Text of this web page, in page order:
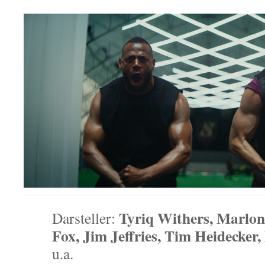
Darsteller: Tyriq Withers,
Fox, Jim Jeffries, Tim
u.a.